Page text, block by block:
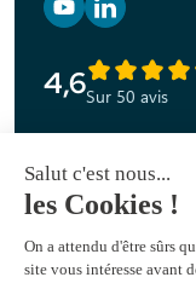
Retrouvez
4,6Sur 50 avis
Déclaration
Mentions